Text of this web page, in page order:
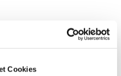
Cookies